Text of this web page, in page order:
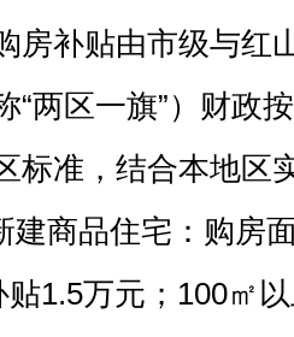
房补贴由市级与红
“两区一旗”）财政
标准，结合本地区
建商品住宅：购房
贴1.5万元；100㎡